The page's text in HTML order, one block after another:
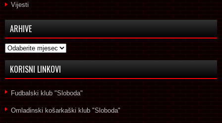
Vijesti
ARHIVE
Arhive
KORISNI LINKOVI
Fudbalski klub "Sloboda"
Omladinski košarkaški klub "Sloboda"